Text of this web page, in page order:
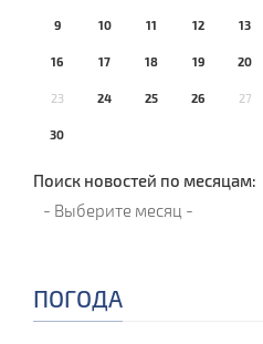
9 10 11 12 13
16 17 18 19 20
23 24 25 26 27
30
Поиск новостей по месяцам:
ПОГОДА